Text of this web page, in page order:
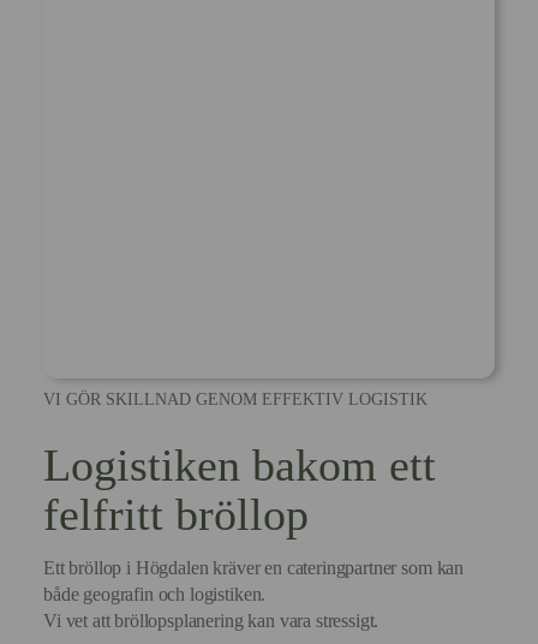
VI GÖR SKILLNAD GENOM EFFEKTIV LOGISTIK
Logistiken bakom ett
felfritt bröllop
Ett bröllop i Högdalen kräver en cateringpartner som kan
både geografin och logistiken.
Vi vet att bröllopsplanering kan vara stressigt.